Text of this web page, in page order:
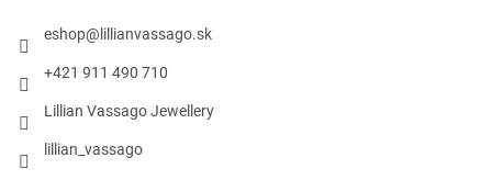
eshop@ lillianvassago.sk
+421 911 490 710
Lillian Vassago Jewellery
lillian_vassago